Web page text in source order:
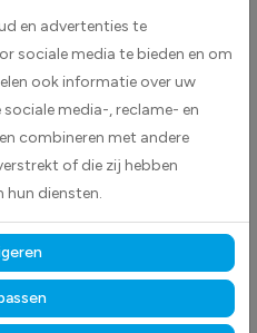
voor een duidelijke en contrastrijke
snel te identificeren zijn.
toepassingen en helpen
en fouten bij het orderpicken of
de sticker op de vloer, op of in
tack folie, hechten deze
elk oppervlak.Dankzij de
zichtbaar en goed leesbaar,
licht, vocht en dagelijks gebruik.
- enveiligheidstickersom uw
en advertenties te
sociale media te bieden en om
ook informatie over uw
media-, reclame- en
combineren met andere
of die zij hebben
hun diensten.